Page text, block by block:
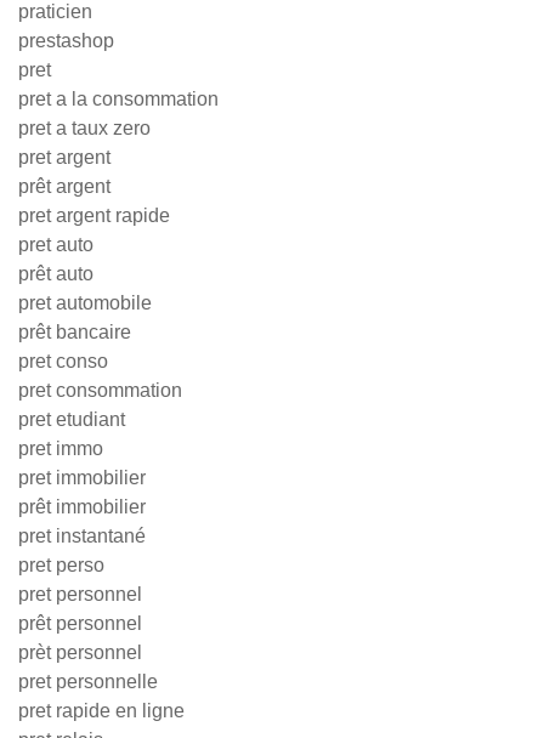
praticien
prestashop
pret
pret a la consommation
pret a taux zero
pret argent
prêt argent
pret argent rapide
pret auto
prêt auto
pret automobile
prêt bancaire
pret conso
pret consommation
pret etudiant
pret immo
pret immobilier
prêt immobilier
pret instantané
pret perso
pret personnel
prêt personnel
prèt personnel
pret personnelle
pret rapide en ligne